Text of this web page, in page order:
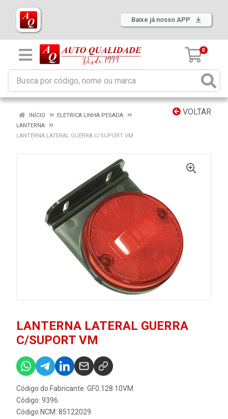
Baixe já nosso APP
0
VOLTAR
INÍCIO
ELETRICA LINHA PESADA
LANTERNA
LANTERNA LATERAL GUERRA C/SUPORT VM
LANTERNA LATERAL GUERRA
C/SUPORT VM
Código do Fabricante: GF0.128.10VM
Código: 9396
Código NCM: 85122029